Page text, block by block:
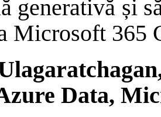
generativă și
Microsoft 365
Data,